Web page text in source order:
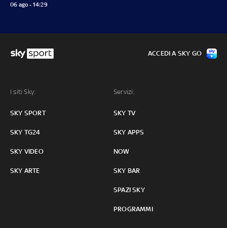
06 ago - 14:29
I siti Sky:
SKY SPORT
SKY TG24
SKY VIDEO
SKY ARTE
Servizi:
SKY TV
SKY APPS
NOW
SKY BAR
SPAZI SKY
PROGRAMMI
ACCEDI A SKY GO